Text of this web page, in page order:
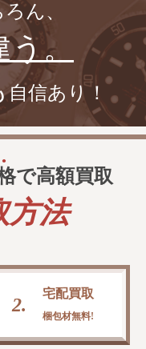
ん、
。
自信あり！
で高額買取
方法
2.
宅配買取
梱包材無料!